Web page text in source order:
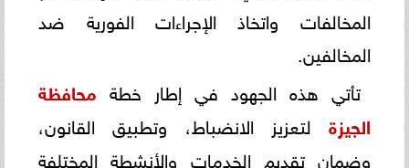
المخالفات واتخاذ الإجراءات الفورية ضد
المخالفين.
تأتي هذه الجهود في إطار خطة محافظة
الجيزة لتعزيز الانضباط، وتطبيق القانون،
وضمان تقديم الخدمات والأنشطة المختلفة